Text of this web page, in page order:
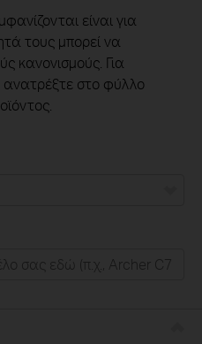
είναι για
τους μπορεί να
κανονισμούς. Για
ανατρέξτε στο φύλλο